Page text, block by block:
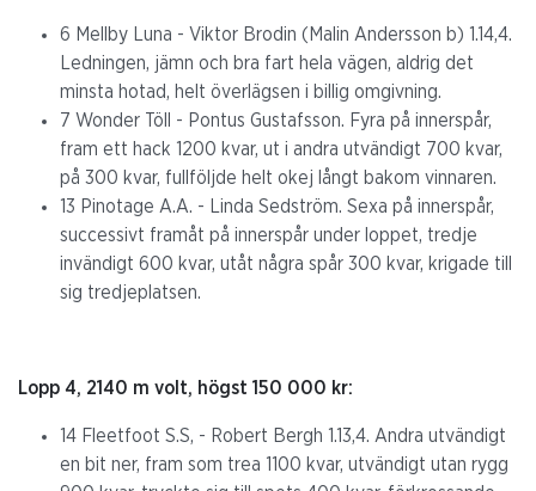
6 Mellby Luna - Viktor Brodin (Malin Andersson b) 1.14,4.
Ledningen, jämn och bra fart hela vägen, aldrig det
minsta hotad, helt överlägsen i billig omgivning.
7 Wonder Töll - Pontus Gustafsson. Fyra på innerspår,
fram ett hack 1200 kvar, ut i andra utvändigt 700 kvar,
på 300 kvar, fullföljde helt okej långt bakom vinnaren.
13 Pinotage A.A. - Linda Sedström. Sexa på innerspår,
successivt framåt på innerspår under loppet, tredje
invändigt 600 kvar, utåt några spår 300 kvar, krigade till
sig tredjeplatsen.
Lopp 4, 2140 m volt, högst 150 000 kr:
14 Fleetfoot S.S, - Robert Bergh 1.13,4. Andra utvändigt
en bit ner, fram som trea 1100 kvar, utvändigt utan rygg